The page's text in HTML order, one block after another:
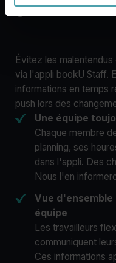
gratuite
Évitez les
via l'appli bookU Staff.
informations en temps
push lors des
Une équipe
Chaque membre
planning, ses
dans l'appli. Des
Nous l'en
Vue
équipe
Les travailleurs
communiquent
Ces informations